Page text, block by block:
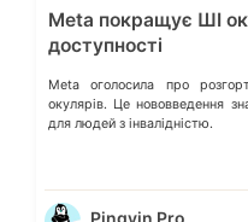
Meta покращує ШІ
доступності
Meta оголосила про
окулярів. Це нововведення
для людей з інвалідністю.